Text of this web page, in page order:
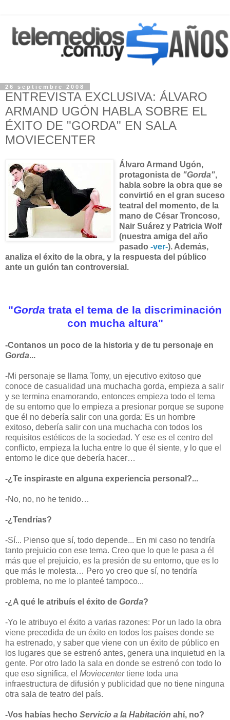
26 septiembre 2008
ENTREVISTA EXCLUSIVA: ÁLVARO
ARMAND UGÓN HABLA SOBRE EL
ÉXITO DE "GORDA" EN SALA
MOVIECENTER
Álvaro Armand Ugón,
protagonista de "Gorda",
habla sobre la obra que se
convirtió en el gran suceso
teatral del momento, de la
mano de César Troncoso,
Nair Suárez y Patricia Wolf
(nuestra amiga del año
pasado -ver-). Además,
analiza el éxito de la obra, y la respuesta del público
ante un guión tan controversial.
"Gorda trata el tema de la discriminación
con mucha altura"
-Contanos un poco de la historia y de tu personaje en
Gorda...
-Mi personaje se llama Tomy, un ejecutivo exitoso que
conoce de casualidad una muchacha gorda, empieza a salir
y se termina enamorando, entonces empieza todo el tema
de su entorno que lo empieza a presionar porque se supone
que él no debería salir con una gorda: Es un hombre
exitoso, debería salir con una muchacha con todos los
requisitos estéticos de la sociedad. Y ese es el centro del
conflicto, empieza la lucha entre lo que él siente, y lo que el
entorno le dice que debería hacer…
-¿Te inspiraste en alguna experiencia personal?...
-No, no, no he tenido…
-¿Tendrías?
-Sí... Pienso que sí, todo depende... En mi caso no tendría
tanto prejuicio con ese tema. Creo que lo que le pasa a él
más que el prejuicio, es la presión de su entorno, que es lo
que más le molesta… Pero yo creo que sí, no tendría
problema, no me lo planteé tampoco...
-¿A qué le atribuís el éxito de Gorda?
-Yo le atribuyo el éxito a varias razones: Por un lado la obra
viene precedida de un éxito en todos los países donde se
ha estrenado, y saber que viene con un éxito de público en
los lugares que se estrenó antes, genera una inquietud en la
gente. Por otro lado la sala en donde se estrenó con todo lo
que eso significa, el Moviecentertiene toda una
infraestructura de difusión y publicidad que no tiene ninguna
otra sala de teatro del país.
-Vos habías hecho Servicio a la Habitación ahí, no?